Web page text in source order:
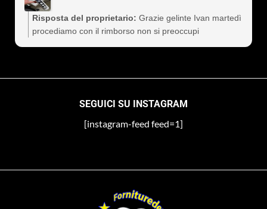
Risposta del proprietario: Grazie gelinte Ivan martedì
procediamo con il rimborso non si preoccupi
SEGUICI SU INSTAGRAM
[instagram-feed feed=1]